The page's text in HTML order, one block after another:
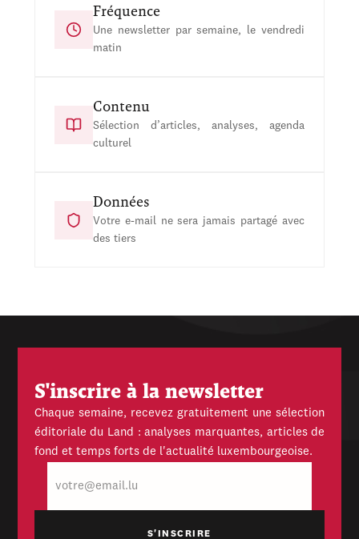
Fréquence
Une newsletter par semaine, le vendredi
matin
Contenu
Sélection d’articles, analyses, agenda
culturel
Données
Votre e-mail ne sera jamais partagé avec
des tiers
S'inscrire à la newsletter
Chaque semaine, recevez gratuitement une sélection
éditoriale du Land : analyses marquantes, articles de
fond et temps forts de l'actualité luxembourgeoise.
mail